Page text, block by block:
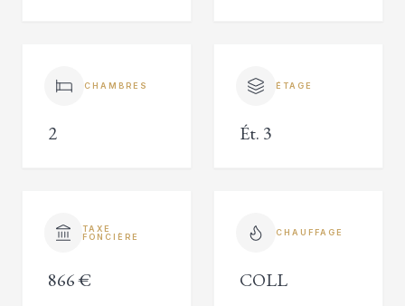
CHAMBRES
2
ÉTAGE
Ét. 3
TAXE
FONCIÈRE
866 €
CHAUFFAGE
COLL